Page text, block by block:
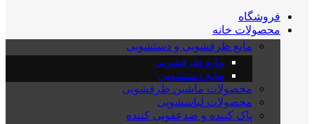
فروشگاه
محصولات خانه
مایع ظرفشویی و دستشویی
مایع ظرفشویی
مایع دستشویی
محصولات ماشین ظرفشویی
محصولات لباسشویی
پاک کننده و ضدعفونی کننده